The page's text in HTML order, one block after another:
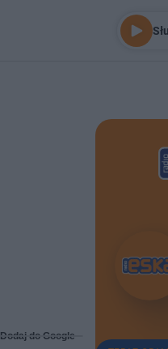
Dodaj do Google